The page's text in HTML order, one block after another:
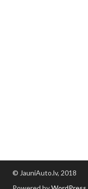
© JauniAuto.lv, 2018